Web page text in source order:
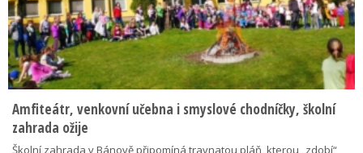
Amfiteátr, venkovní učebna i smyslové chodníčky, školní
zahrada ožije
Školní zahrada v Bánově připomíná travnatou pláň, kterou „zdobí“